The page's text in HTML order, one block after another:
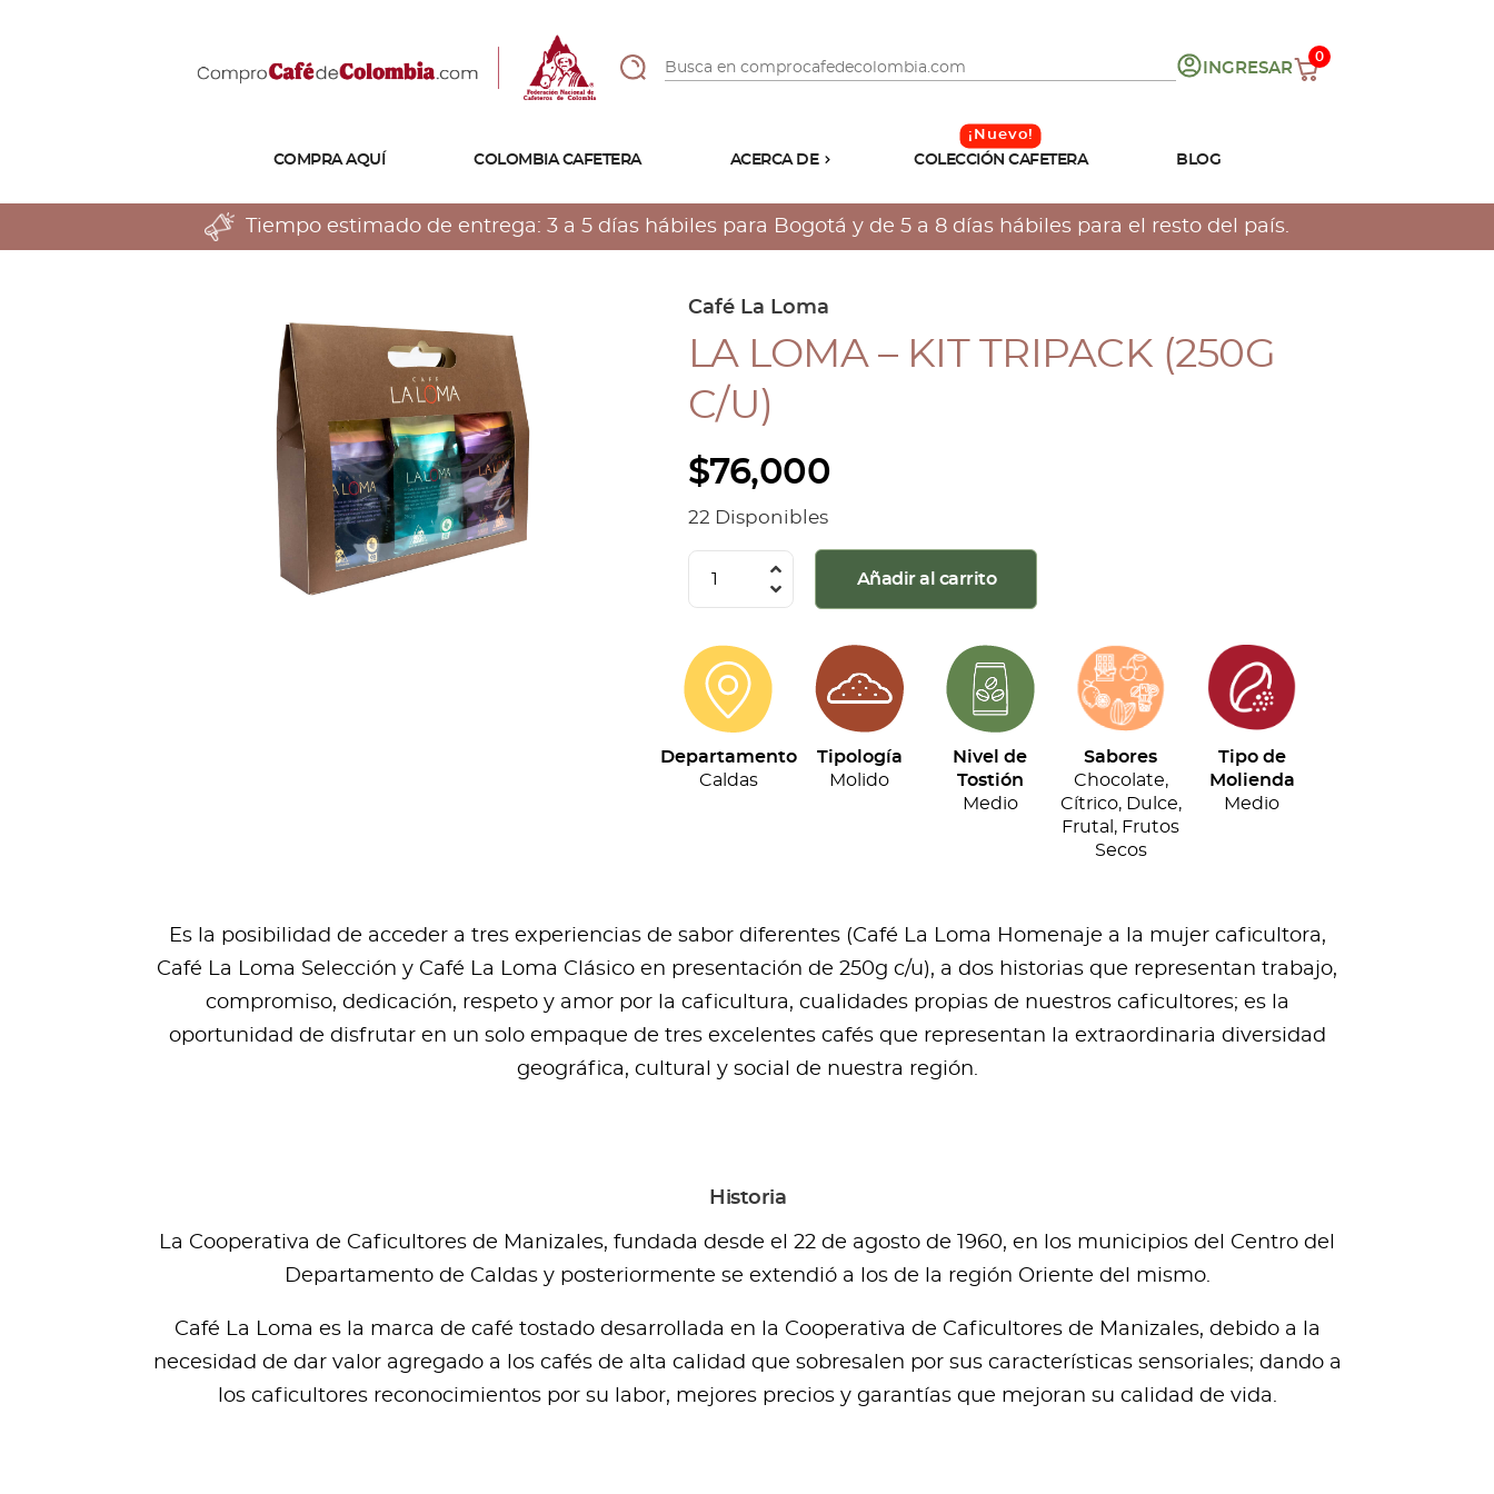
INGRESAR
0
COMPRA AQUÍ COLOMBIA CAFETERA ACERCA DE
Tostiones
Preparación
Atributos
COLECCIÓN CAFETERA BLOG
Tiempo estimado de entrega: 3 a 5 días hábiles para Bogotá y de 5 a 8 días hábiles para el resto del país.
Café La Loma
LA LOMA – KIT TRIPACK (250G
C/U)
$76,000
22 Disponibles
Loma
Kit
Tripack
(250g
c/u)
Añadir al carrito
Departamento
Caldas
Tipología
Molido
Nivel de
Tostión
Medio
Sabores
Chocolate,
Cítrico, Dulce,
Frutal, Frutos
Secos
Tipo de
Molienda
Medio
Es la posibilidad de acceder a tres experiencias de sabor diferentes (Café La Loma Homenaje a la mujer caficultora,
Café La Loma Selección y Café La Loma Clásico en presentación de 250g c/u), a dos historias que representan trabajo,
compromiso, dedicación, respeto y amor por la caficultura, cualidades propias de nuestros caficultores; es la
oportunidad de disfrutar en un solo empaque de tres excelentes cafés que representan la extraordinaria diversidad
geográfica, cultural y social de nuestra región.
Historia
La Cooperativa de Caficultores de Manizales, fundada desde el 22 de agosto de 1960, en los municipios del Centro del
Departamento de Caldas y posteriormente se extendió a los de la región Oriente del mismo.
Café La Loma es la marca de café tostado desarrollada en la Cooperativa de Caficultores de Manizales, debido a la
necesidad de dar valor agregado a los cafés de alta calidad que sobresalen por sus características sensoriales; dando a
los caficultores reconocimientos por su labor, mejores precios y garantías que mejoran su calidad de vida.